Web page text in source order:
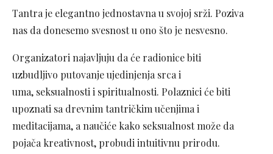
Tantra je elegantno jednostavna u svojoj srži. Poziva
nas da donesemo svesnost u ono što je nesvesno.
Organizatori najavljuju da će radionice biti
uzbudljivo putovanje ujedinjenja srca i
uma, seksualnosti i spiritualnosti. Polaznici će biti
upoznati sa drevnim tantričkim učenjima i
meditacijama, a naučiće kako seksualnost može da
pojača kreativnost, probudi intuitivnu prirodu.